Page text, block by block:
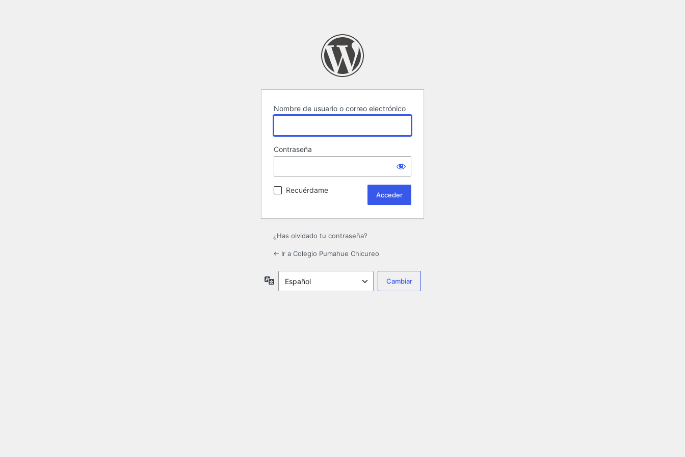
Nombre de usuario o correo electrónico
Contraseña
Recuérdame
¿Has olvidado tu contraseña?
← Ir a Colegio Pumahue Chicureo
Idioma